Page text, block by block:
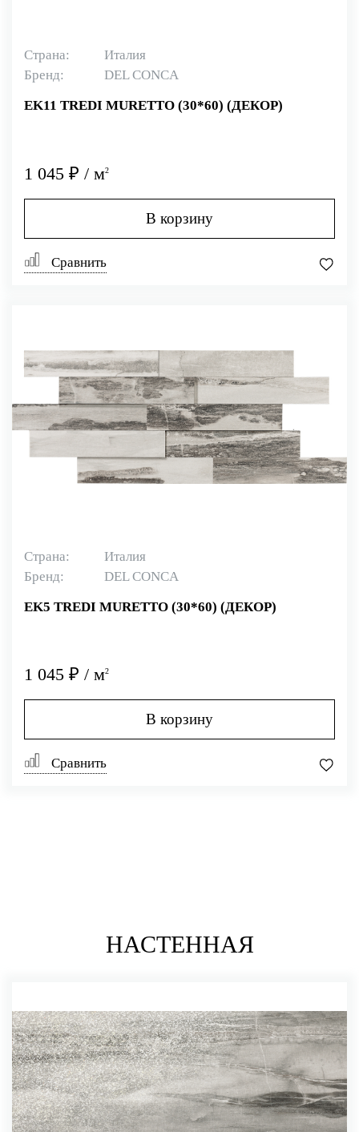
Страна:
Италия
Бренд:
DEL CONCA
EK11 TREDI MURETTO (30*60) (ДЕКОР)
1 045 ₽ / м2
В корзину
Сравнить
Страна:
Италия
Бренд:
DEL CONCA
EK5 TREDI MURETTO (30*60) (ДЕКОР)
1 045 ₽ / м2
В корзину
Сравнить
НАСТЕННАЯ